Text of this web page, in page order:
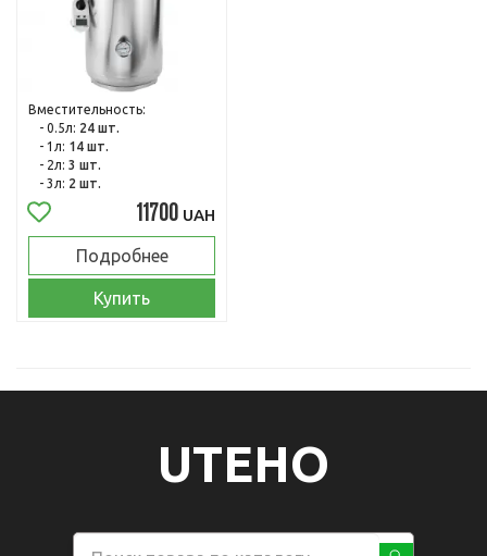
Вместительность:
- 0.5л: 24 шт.
- 1л: 14 шт.
- 2л: 3 шт.
- 3л: 2 шт.
11700 UAH
Подробнее
Купить
UTEHO